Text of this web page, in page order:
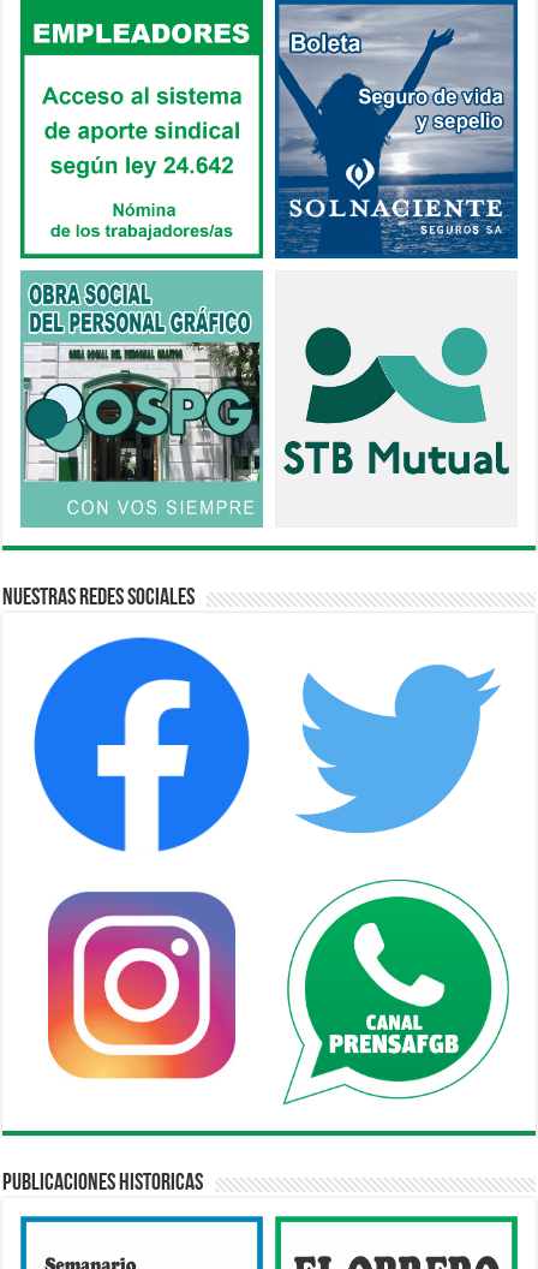
Nuestras Redes Sociales
Publicaciones Historicas